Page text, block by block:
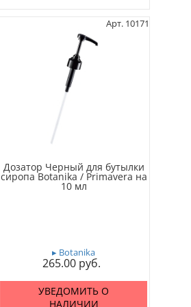
Арт. 10171
Дозатор Черный для бутылки
сиропа Botanika / Primavera на
10 мл
▸ Botanika
265.00
УВЕДОМИТЬ О
НАЛИЧИИ